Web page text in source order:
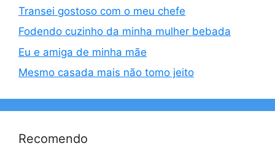
Transei gostoso com o meu chefe
Fodendo cuzinho da minha mulher bebada
Eu e amiga de minha mãe
Mesmo casada mais não tomo jeito
Recomendo